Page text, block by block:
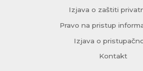
Izjava o zaštiti
Pravo na pristup
Izjava o
Kontakt